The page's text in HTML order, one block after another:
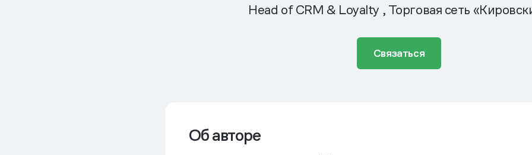
Head of CRM & Loyalty , Торговая сеть
Связаться
Об авторе